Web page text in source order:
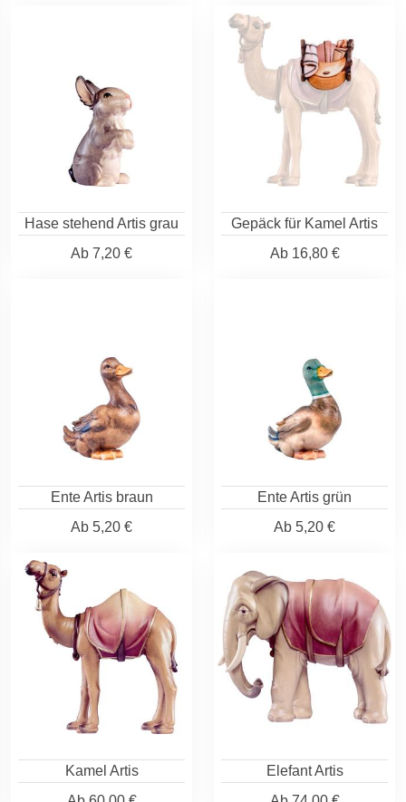
Hase stehend Artis grau
Ab 7,20 €
Gepäck für Kamel Artis
Ab16,80 €
Ente Artis braun
Ab 5,20 €
Ente Artis grün
Ab 5,20 €
Kamel Artis
Elefant Artis